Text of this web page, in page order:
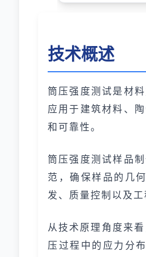
技术概述
筒压强度测试是材
应用于建筑材料、
和可靠性。
筒压强度测试样品
范，确保样品的几
发、质量控制以及工
从技术原理角度来
压过程中的应力分